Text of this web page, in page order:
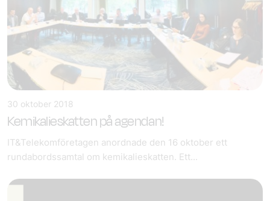
30 oktober 2018
Kemikalieskatten på agendan!
IT&Telekomföretagen anordnade den 16 oktober ett
rundabordssamtal om kemikalieskatten. Ett...